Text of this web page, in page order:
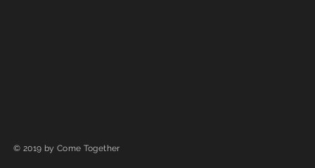
© 2019 by Come Together